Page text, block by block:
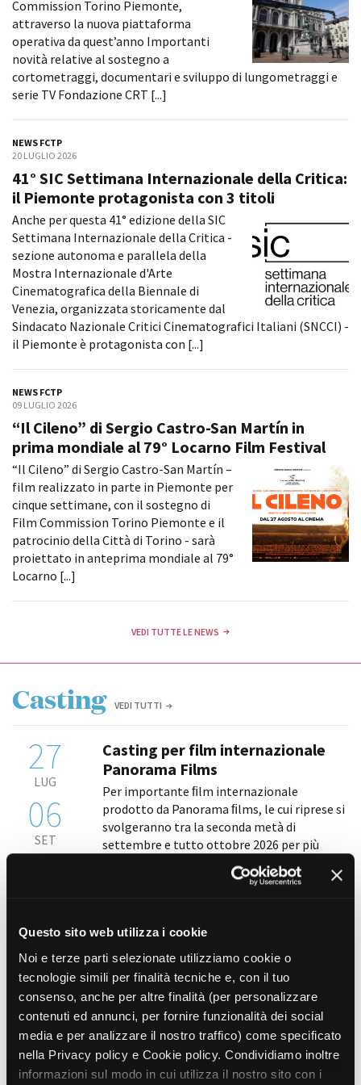
Questo sito web utilizza i cookie
Noi e terze parti selezionate utilizziamo cookie o
tecnologie simili per finalità tecniche e, con il tuo
consenso, anche per altre finalità (per personalizzare
contenuti ed annunci, per fornire funzionalità dei social
media e per analizzare il nostro traffico) come specificato
nella Privacy policy e Cookie policy. Condividiamo inoltre
informazioni sul modo in cui utilizza il nostro sito con i
Short Film Fund
PRODUCTION GUIDE
Società di produzione
Strutture di servizio
Beginners
LOCATION GUIDE
FILM DATABASE
BOOK DATABASE
NEWS
CASTING
Torino Film Festival
David di Donatello
Nastri d’Argento
Premio Solinas
Newsletter
Lavora con noi
Stage - Tirocini - Scuola e
Lavoro
Elenco Operatori Economici
per affidamento lavori in
Amministrazione trasparente
Bandi e gare
Contatti
Privacy
Cookie policy
Whistleblowing
Credits
Commission Torino Piemonte,
attraverso la nuova piattaforma
operativa da quest’anno Importanti
novità relative al sostegno a
cortometraggi, documentari e sviluppo di lungometraggi e
serie TV Fondazione CRT [...]
NEWS FCTP
20 LUGLIO 2026
41° SIC Settimana Internazionale della Critica:
il Piemonte protagonista con 3 titoli
Anche per questa 41° edizione della SIC
Settimana Internazionale della Critica -
sezione autonoma e parallela della
Mostra Internazionale d'Arte
Cinematografica della Biennale di
Venezia, organizzata storicamente dal
Sindacato Nazionale Critici Cinematografici Italiani (SNCCI) -
il Piemonte è protagonista con [...]
NEWS FCTP
09 LUGLIO 2026
“Il Cileno” di Sergio Castro-San Martín in
prima mondiale al 79° Locarno Film Festival
“Il Cileno” di Sergio Castro-San Martín –
film realizzato in parte in Piemonte per
cinque settimane, con il sostegno di
Film Commission Torino Piemonte e il
patrocinio della Città di Torino - sarà
proiettato in anteprima mondiale al 79°
Locarno [...]
VEDI TUTTE LE NEWS
Casting VEDI TUTTI
27
LUG
06
SET
Casting per film internazionale
Panorama Films
Per importante ﬁlm internazionale
prodotto da Panorama ﬁlms, le cui riprese si
svolgeranno tra la seconda metà di
settembre e tutto ottobre 2026 per più
giornate di lavoro, la produzione è alla
ricerca, nel ruolo di ﬁgurazioni speciali, di
27
LUG
31
AGO
Casting per lungometraggio
indipendente
Per la realizzazione di un lungometraggio
diretto da Andrea Icardi, la società di
produzione La Mia Strada s.r.l è alla ricerca
delle seguenti comparse: • uomini e donne di
età compresa tra i 18 e i 75 anni • minori di
età [...]